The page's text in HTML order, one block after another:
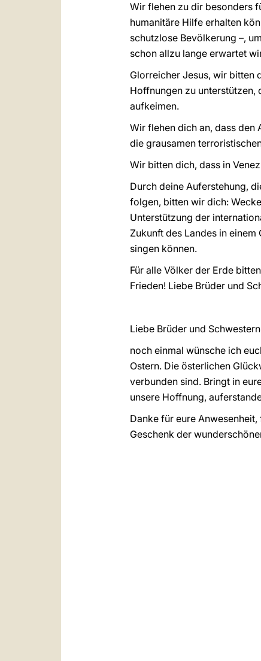
Wir flehen zu dir besonders
humanitäre Hilfe erhalten
schutzlose Bevölkerung –,
schon allzu lange erwartet
Glorreicher Jesus, wir bitten
Hoffnungen zu unterstützen,
aufkeimen.
Wir flehen dich an, dass den
die grausamen
Wir bitten dich, dass in
Durch deine Auferstehung,
folgen, bitten wir dich:
Unterstützung der
Zukunft des Landes in
singen können.
Für alle Völker der Erde
Frieden! Liebe Brüder und
Liebe Brüder und
noch einmal wünsche ich
Ostern. Die österlichen
verbunden sind. Bringt in
unsere Hoffnung,
Danke für eure
Geschenk der